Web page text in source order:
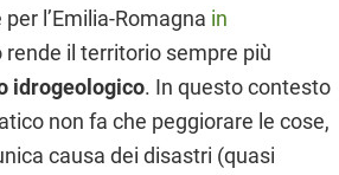
l’Emilia-Romagna in
rende il territorio sempre più
idrogeologico. In questo contesto
non fa che peggiorare le cose,
causa dei disastri (quasi